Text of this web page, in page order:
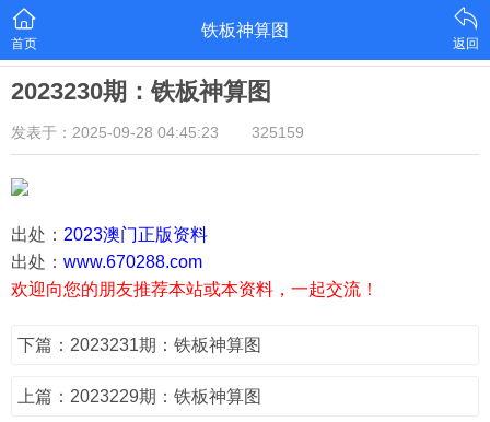
首页
铁板神算图
返回
2023230期：铁板神算图
发表于：2025-09-28 04:45:23 325159
出处： 2023澳门正版资料
出处： www.670288.com
欢迎向您的朋友推荐本站或本资料，一起交流！
下篇：2023231期：铁板神算图
上篇：2023229期：铁板神算图